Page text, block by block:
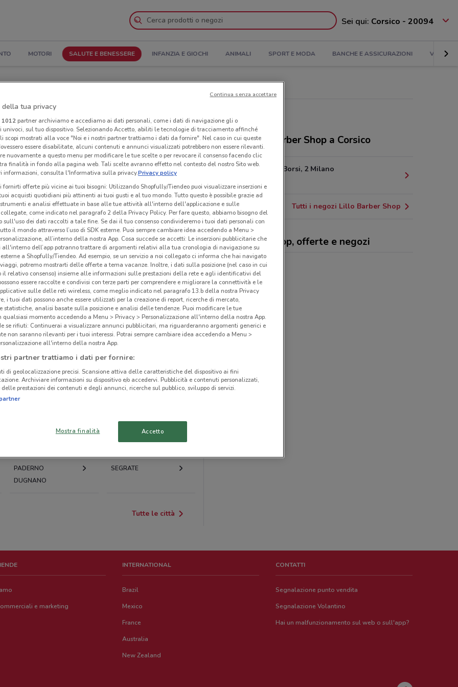
Sei qui: Corsico - 20094
MOTORI SALUTE E BENESSERE INFANZIA E GIOCHI ANIMALI SPORT E MODA BANCHE E ASSICURAZIONI VIAGGI
di apertura e Indirizzi
Negozi Lillo Barber Shop a Corsico
Shop
volantini nella tua zona. Riprova più tardi.
MILANO ROZZANO
ABBIATEGRASSO CORBETTA
PADERNO
DUGNANO
SEGRATE
Tutte le città
Negozi Lillo Barber Shop a Corsico
Via Giosuè Borsi, 2 Milano
Tutti i negozi Lillo Barber Shop
Lillo Barber Shop, offerte e negozi
e marketing
INTERNATIONAL
Brazil
Mexico
France
Australia
New Zealand
CONTATTI
Segnalazione punto vendita
Segnalazione Volantino
Hai un malfunzionamento sul web o sull'app?
della tua privacy
1012partner archiviamo e accediamo ai dati personali, come i dati di navigazione gli o
sul tuo dispositivo. Selezionando Accetto, abiliti le tecnologie di tracciamento affinché
scopi mostrati alla voce "Noi e i nostri partner trattiamo i dati da fornire". Nel caso in cui queste
essere disabilitate, alcuni contenuti e annunci visualizzati potrebbero non essere rilevanti.
nuovamente a questo menu per modificare le tue scelte o per revocare il consenso facendo clic
finalità in fondo alla pagina web. Tali scelte avranno effetto nel contesto del nostro Sito web.
informazioni, consulta l'Informativa sulla privacy.Privacy policy
fornirti offerte più vicine ai tuoi bisogni: Utilizzando Shopfully/Tiendeo puoi visualizzare inserzioni e
acquisti quotidiani più attinenti ai tuoi gusti e al tuo mondo. Tutto questo è possibile grazie ad
e analisi effettuate in base alle tue attività all'interno dell'applicazione e sulle
come indicato nel paragrafo 2 della Privacy Policy. Per fare questo, abbiamo bisogno del
sull'uso dei dati raccolti a tale fine. Se dai il tuo consenso condivideremo i tuoi dati personali con
il mondo attraverso l’uso di SDK esterne. Puoi sempre cambiare idea accedendo a Menu >
all’interno della nostra App. Cosa succede se accetti: Le inserzioni pubblicitarie che
all'interno dell’app potranno trattare di argomenti relativi alla tua cronologia di navigazione su
a Shopfully/Tiendeo. Ad esempio, se un servizio a noi collegato ci informa che hai navigato
potremo mostrarti delle offerte a tema vacanze. Inoltre, i dati sulla posizione (nel caso in cui
il relativo consenso) insieme alle informazioni sulle prestazioni della rete e agli identificativi del
essere raccolte e condivisi con terze parti per comprendere e migliorare la connettività e le
sulle delle reti wireless, come meglio indicato nel paragrafo 13.b della nostra Privacy
i tuoi dati possono anche essere utilizzati per la creazione di report, ricerche di mercato,
statistiche, analisi basate sulla posizione e analisi delle tendenze. Puoi modificare le tue
qualsiasi momento accedendo a Menu > Privacy > Personalizzazione all'interno della nostra App.
se rifiuti: Continuerai a visualizzare annunci pubblicitari, ma riguarderanno argomenti generici e
non saranno rilevanti per i tuoi interessi. Potrai sempre cambiare idea accedendo a Menu >
all'interno della nostra App.
partner trattiamo i dati per fornire:
di geolocalizzazione precisi. Scansione attiva delle caratteristiche del dispositivo ai fini
Archiviare informazioni su dispositivo e/o accedervi. Pubblicità e contenuti personalizzati,
prestazioni dei contenuti e degli annunci, ricerche sul pubblico, sviluppo di servizi.
Mostra finalità Accetto
Continua senza accettare